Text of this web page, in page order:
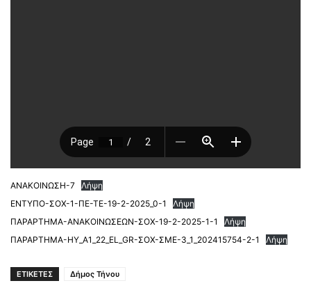
ΑΝΑΚΟΙΝΩΣΗ-7 Λήψη
ΕΝΤΥΠΟ-ΣΟΧ-1-ΠΕ-ΤΕ-19-2-2025_0-1
Λήψη
ΠΑΡΑΡΤΗΜΑ-ΑΝΑΚΟΙΝΩΣΕΩΝ-ΣΟΧ-19-2-2025-1-1
Λήψη
ΠΑΡΑΡΤΗΜΑ-ΗΥ_A1_22_EL_GR-ΣΟΧ-ΣΜΕ-3_1_202415754-2-1
Λήψη
ΕΤΙΚΕΤΕΣ Δήμος Τήνου